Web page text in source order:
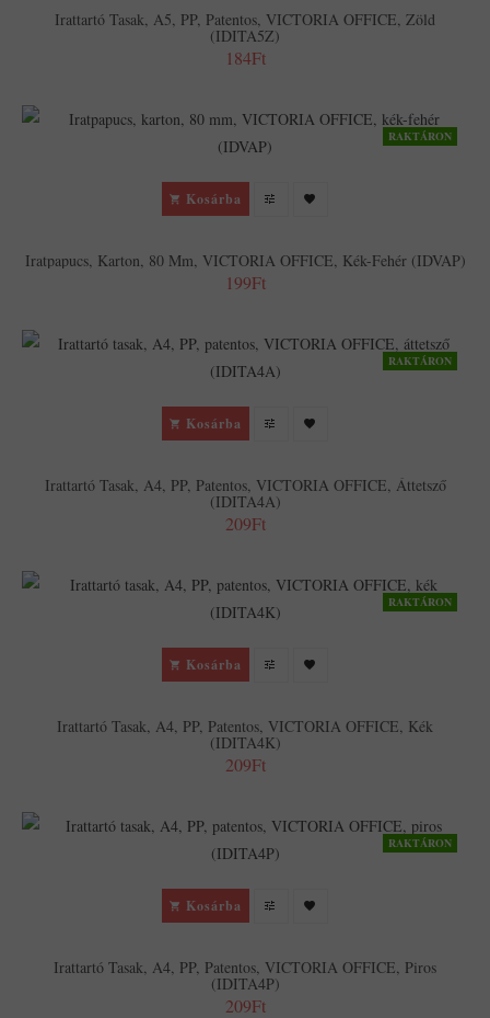
Irattartó Tasak, A5, PP, Patentos, VICTORIA OFFICE, Zöld
(IDITA5Z)
184Ft
RAKTÁRON
Kosárba
Iratpapucs, Karton, 80 Mm, VICTORIA OFFICE, Kék-Fehér (IDVAP)
199Ft
RAKTÁRON
Kosárba
Irattartó Tasak, A4, PP, Patentos, VICTORIA OFFICE, Áttetsző
(IDITA4A)
209Ft
RAKTÁRON
Kosárba
Irattartó Tasak, A4, PP, Patentos, VICTORIA OFFICE, Kék
(IDITA4K)
209Ft
RAKTÁRON
Kosárba
Irattartó Tasak, A4, PP, Patentos, VICTORIA OFFICE, Piros
(IDITA4P)
209Ft